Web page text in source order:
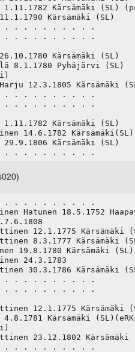
Kärsämäki (SL)
Kärsämäki (SL)
. . . . . . . . . .
. . . . . . . . . .
Kärsämäki (SL)
8.1.1780 Pyhäjärvi (SL)
12.3.1805 Kärsämäki
. . . . . . . . . .
. . . . . . . . . .
Kärsämäki (SL)
14.6.1782
Kärsämäki (SL)
. . . . . . . . . .
. . . . . . . . . .
Hatunen 18.5.1752
12.1.1775 Kärsämäki
8.3.1777 Kärsämäki
19.8.1780 Kärsämäki (SL)
24.3.1783
30.3.1786 Kärsämäki
. . . . . . . . . .
. . . . . . . . . .
12.1.1775 Kärsämäki
Kärsämäki
23.12.1802 Kärsämäki
. . . . . . . . . .